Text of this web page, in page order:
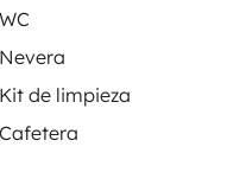
WC
Nevera
Kit de limpieza
Cafetera